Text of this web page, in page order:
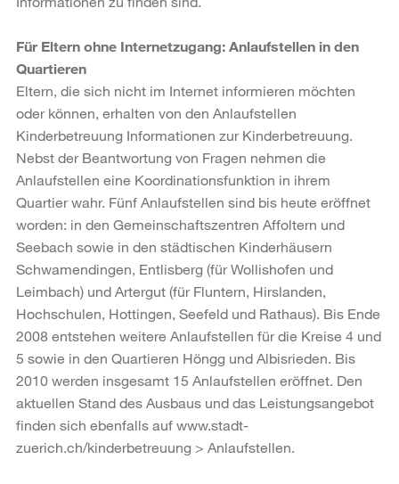
Für Eltern ohne Internetzugang: Anlaufstellen in den
Quartieren
Eltern, die sich nicht im Internet informieren möchten
oder können, erhalten von den Anlaufstellen
Kinderbetreuung Informationen zur Kinderbetreuung.
Nebst der Beantwortung von Fragen nehmen die
Anlaufstellen eine Koordinationsfunktion in ihrem
Quartier wahr. Fünf Anlaufstellen sind bis heute eröffnet
worden: in den Gemeinschaftszentren Affoltern und
Seebach sowie in den städtischen Kinderhäusern
Schwamendingen, Entlisberg (für Wollishofen und
Leimbach) und Artergut (für Fluntern, Hirslanden,
Hochschulen, Hottingen, Seefeld und Rathaus). Bis Ende
2008 entstehen weitere Anlaufstellen für die Kreise 4 und
5 sowie in den Quartieren Höngg und Albisrieden. Bis
2010 werden insgesamt 15 Anlaufstellen eröffnet. Den
aktuellen Stand des Ausbaus und das Leistungsangebot
finden sich ebenfalls auf www.stadt-
zuerich.ch/kinderbetreuung > Anlaufstellen.